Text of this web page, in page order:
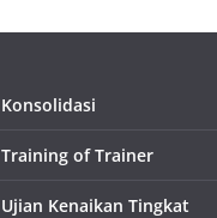
Konsolidasi
Training of Trainer
Ujian Kenaikan Tingkat